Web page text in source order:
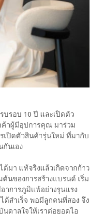
บรอบ 10 ปี และเปิดตัว
าผู้มีอุปการคุณ มาร่วม
เปิดตัวสินค้ารุ่นใหม่ ที่มากับ
นเอง
มา แท้จริงแล้วเกิดจากก้าว
นของการสร้างแบรนด์ เริ่ม
าการภูมิแพ้อย่างรุนแรง
ด้สำเร็จ พอมีลูกคนที่สอง จึง
ดาลใจให้เราต่อยอดไอ